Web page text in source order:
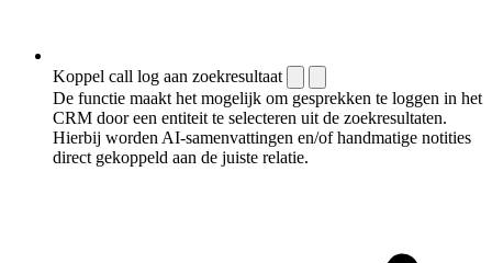
Koppel call log aan zoekresultaat
De functie maakt het mogelijk om gesprekken te loggen in het
CRM door een entiteit te selecteren uit de zoekresultaten.
Hierbij worden AI-samenvattingen en/of handmatige notities
direct gekoppeld aan de juiste relatie.